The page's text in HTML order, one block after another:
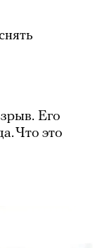
Его
Что это